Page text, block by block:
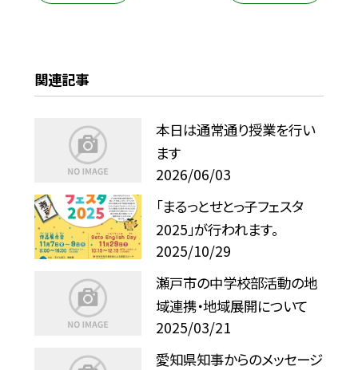
関連記事
本日は通常通り授業を行い
ます
2026/06/03
「まるっとせとっ子フェスタ
2025」が行われます。
2025/10/29
瀬戸市の中学校部活動の地
域連携・地域展開について
2025/03/21
愛知県知事からのメッセージ